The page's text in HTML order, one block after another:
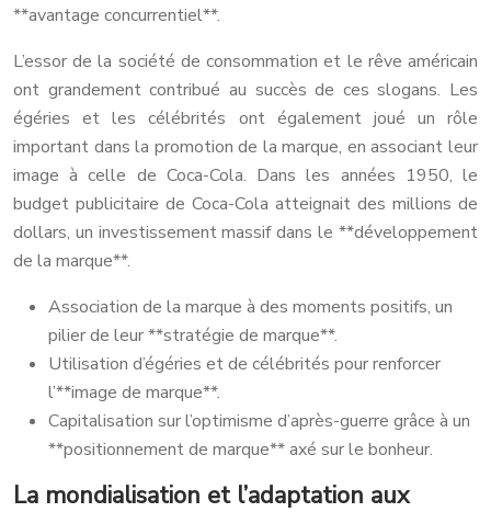
**avantage concurrentiel**.
L’essor de la société de consommation et le rêve américain
ont grandement contribué au succès de ces slogans. Les
égéries et les célébrités ont également joué un rôle
important dans la promotion de la marque, en associant leur
image à celle de Coca-Cola. Dans les années 1950, le
budget publicitaire de Coca-Cola atteignait des millions de
dollars, un investissement massif dans le **développement
de la marque**.
Association de la marque à des moments positifs, un
pilier de leur **stratégie de marque**.
Utilisation d’égéries et de célébrités pour renforcer
l’**image de marque**.
Capitalisation sur l’optimisme d’après-guerre grâce à un
**positionnement de marque** axé sur le bonheur.
La mondialisation et l’adaptation aux